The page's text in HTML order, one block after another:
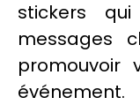
stickers qui
messages
promouvoir
événement.